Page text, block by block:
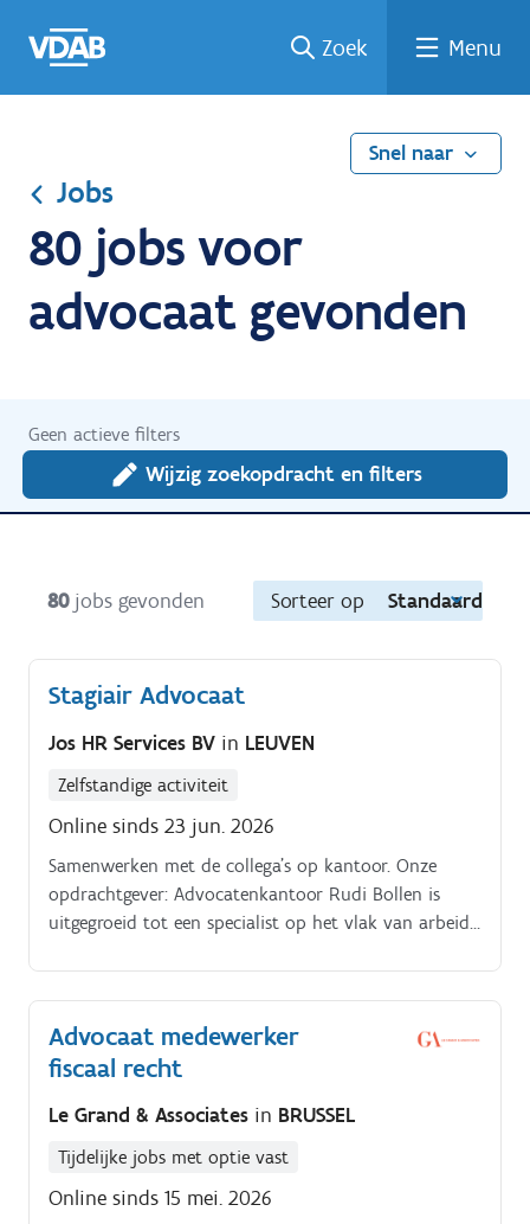
naar
een
een
job
naar
Zoek Menu
Snel naar
Jobs
80 jobs voor
advocaat gevonden
Geen actieve filters
Wijzig zoekopdracht en filters
80 jobs gevonden Sorteer op Standaard
Stagiair Advocaat
Jos HR Services BV in LEUVEN
Zelfstandige activiteit
Online sinds 23 jun. 2026
Samenwerken met de collega’s op kantoor. Onze
opdrachtgever: Advocatenkantoor Rudi Bollen is
uitgegroeid tot een specialist op het vlak van arbeids
belangrijke waarden voor dit kantoor.
Advocaat medewerker
fiscaal recht
Le Grand & Associates in BRUSSEL
Tijdelijke jobs met optie vast
Online sinds 15 mei. 2026